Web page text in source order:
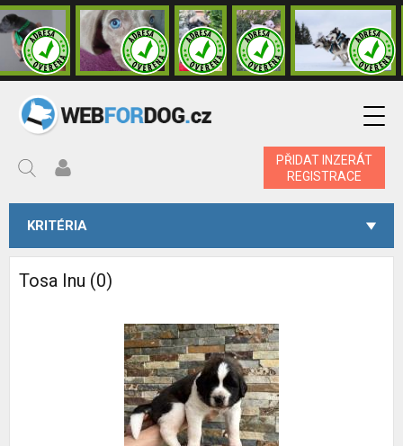
PŘIDAT INZERÁT
REGISTRACE
KRITÉRIA
Tosa Inu (0)